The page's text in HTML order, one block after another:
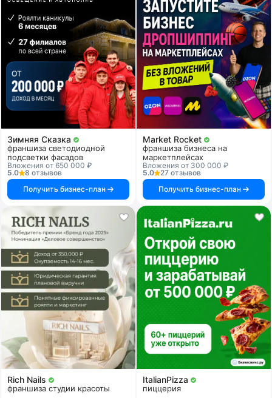
Зимняя Сказка
франшиза светодиодной
подсветки фасадов
Вложения от 650 000 ₽
5.0
8 отзывов
Получить бизнес-план
Market Rocket
франшиза бизнеса на
маркетплейсах
Вложения от 300 000 ₽
5.0
27 отзывов
Получить бизнес-план
Rich Nails
франшиза студии красоты
ItalianPizza
пиццерия